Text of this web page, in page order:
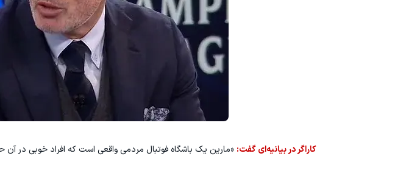
کاراگر در بیانیه‌ای گفت: «مارین یک باشگاه فوتبال مردمی واقعی است که افراد خوبی در آن